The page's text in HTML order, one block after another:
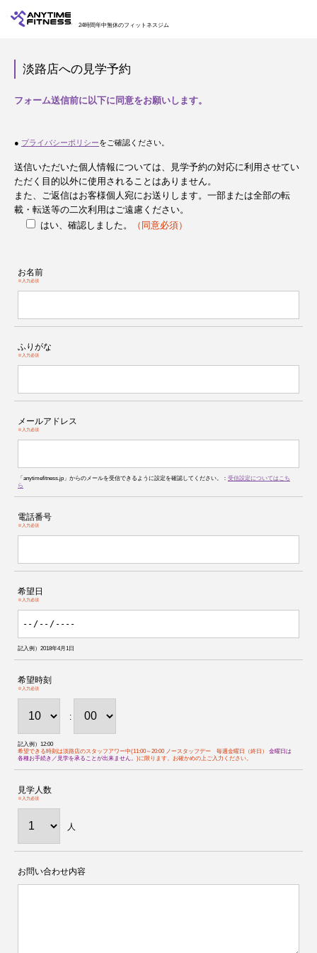
24時間年中無休のフィットネスジム
淡路店への見学予約
フォーム送信前に以下に同意をお願いします。
● プライバシーポリシーをご確認ください。
送信いただいた個人情報については、見学予約の対応に利用させてい
ただく目的以外に使用されることはありません。
また、ご返信はお客様個人宛にお送りします。一部または全部の転
載・転送等の二次利用はご遠慮ください。
はい、確認しました。
（同意必須）
お名前
※入力必須
ふりがな
※入力必須
メールアドレス
※入力必須
「anytimefitness.jp」からのメールを受信できるように設定を確認してください。： 受信設定についてはこち
ら
電話番号
※入力必須
希望日
※入力必須
記入例）2018年4月1日
希望時刻
※入力必須
:
記入例）12:00
希望できる時刻は淡路店のスタッフアワー中(11:00～20:00 ノースタッフデー 毎週金曜日（終日） 金曜日は
各種お手続き／見学を承ることが出来ません。 )に限ります。お確かめの上ご入力ください。
見学人数
※入力必須
人
お問い合わせ内容